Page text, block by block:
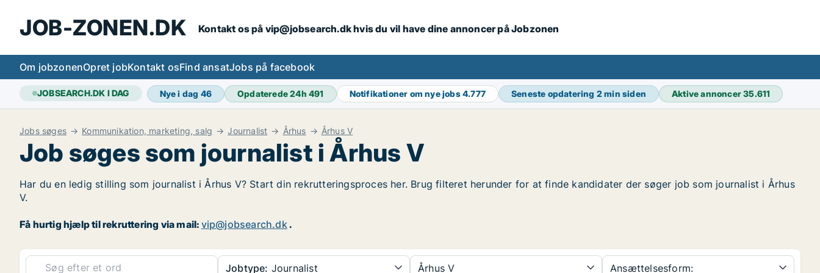
JOB-ZONEN.DK Kontakt os på vip@jobsearch.dk hvis du vil have dine annoncer på Jobzonen
Om jobzonenOpret jobKontakt osFind ansatJobs på facebook
JOBSEARCH.DK I DAG Nye i dag 46 Opdaterede 24h491 Notifikationer om nye jobs4.777 Seneste opdatering 2 min siden Aktive annoncer35.611
Jobs søges Kommunikation, marketing, salg Journalist Århus Århus V
Job søges som journalist i Århus V
Har du en ledig stilling som journalist i Århus V? Start din rekrutteringsproces her. Brug filteret herunder for at finde kandidater der søger job som journalist i Århus
V.
Få hurtig hjælp til rekruttering via mail: vip@jobsearch.dk.
Jobtype: Journalist Århus V Ansættelsesform: